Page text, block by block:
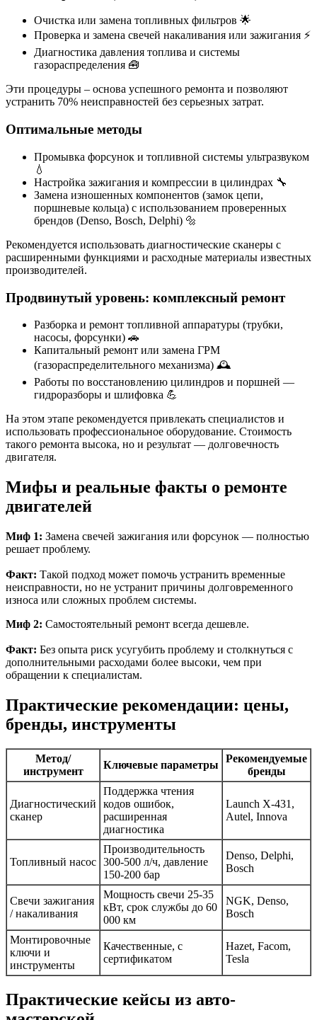
Очистка или замена топливных фильтров 🌟
Проверка и замена свечей накаливания или зажигания ⚡
Диагностика давления топлива и системы
газораспределения 🧰
Эти процедуры – основа успешного ремонта и позволяют
устранить 70% неисправностей без серьезных затрат.
Оптимальные методы
Промывка форсунок и топливной системы ультразвуком
💧
Настройка зажигания и компрессии в цилиндрах 🔧
Замена изношенных компонентов (замок цепи,
поршневые кольца) с использованием проверенных
брендов (Denso, Bosch, Delphi) 🔩
Рекомендуется использовать диагностические сканеры с
расширенными функциями и расходные материалы известных
производителей.
Продвинутый уровень: комплексный ремонт
Разборка и ремонт топливной аппаратуры (трубки,
насосы, форсунки) 🚗
Капитальный ремонт или замена ГРМ
(газораспределительного механизма) 🕰️
Работы по восстановлению цилиндров и поршней —
гидроразборы и шлифовка 💪
На этом этапе рекомендуется привлекать специалистов и
использовать профессиональное оборудование. Стоимость
такого ремонта высока, но и результат — долговечность
двигателя.
Мифы и реальные факты о ремонте
двигателей
Миф 1: Замена свечей зажигания или форсунок — полностью
решает проблему.
Факт: Такой подход может помочь устранить временные
неисправности, но не устранит причины долговременного
износа или сложных проблем системы.
Миф 2: Самостоятельный ремонт всегда дешевле.
Факт: Без опыта риск усугубить проблему и столкнуться с
дополнительными расходами более высоки, чем при
обращении к специалистам.
Практические рекомендации: цены,
бренды, инструменты
Метод/
инструмент
Ключевые параметры
Рекомендуемые
бренды
Диагностический
сканер
Поддержка чтения
кодов ошибок,
расширенная
диагностика
Launch X-431,
Autel, Innova
Топливный насос
Производительность
300-500 л/ч, давление
150-200 бар
Denso, Delphi,
Bosch
Свечи зажигания
/ накаливания
Мощность свечи 25-35
кВт, срок службы до 60
000 км
NGK, Denso,
Bosch
Монтировочные
ключи и
инструменты
Качественные, с
сертификатом
Hazet, Facom,
Tesla
Практические кейсы из авто-